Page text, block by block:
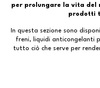
per prolungare la vita del
prodotti
In questa sezione sono
freni, liquidi anticongelanti
tutto ciò che serve per